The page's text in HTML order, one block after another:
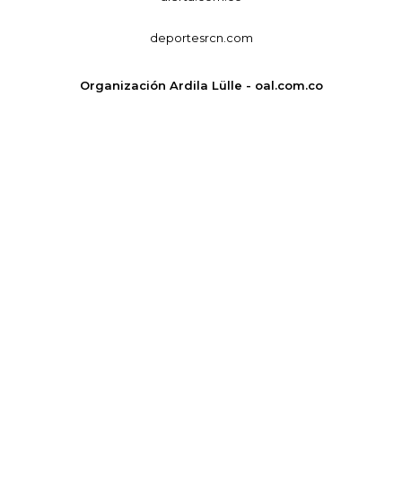
deportesrcn.com
Organización Ardila Lülle - oal.com.co